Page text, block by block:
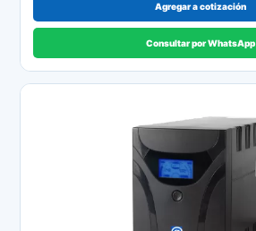
Agregar a cotización
Consultar por WhatsApp